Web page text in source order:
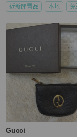
近新閒置品 本地 免
Gucci